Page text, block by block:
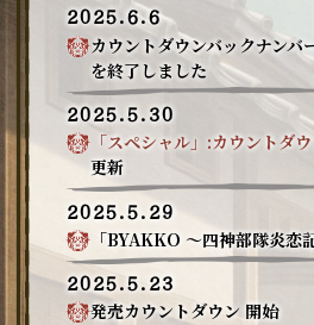
2025.6.6
カウントダウンバックナンバ
を終了しました
2025.5.30
「スペシャル」:カウントダ
更新
2025.5.29
「BYAKKO ～四神部隊炎恋
2025.5.23
発売カウントダウン 開始